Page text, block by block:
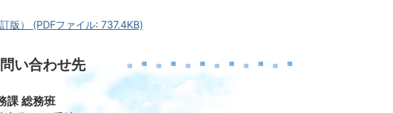
版） (PDFファイル: 737.4KB)
い合わせ先
課 総務班